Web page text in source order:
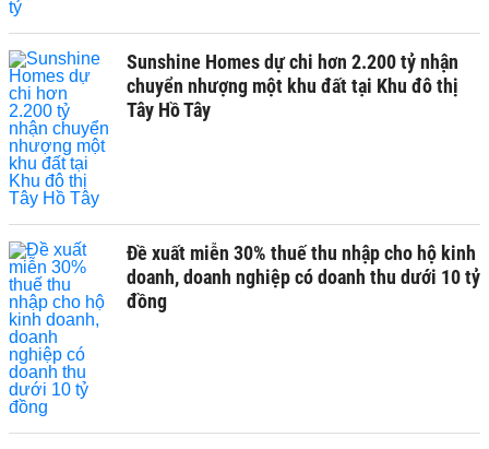
Sunshine Homes dự chi hơn 2.200 tỷ nhận
chuyển nhượng một khu đất tại Khu đô thị
Tây Hồ Tây
Đề xuất miễn 30% thuế thu nhập cho hộ kinh
doanh, doanh nghiệp có doanh thu dưới 10 tỷ
đồng